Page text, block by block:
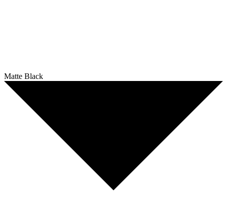
Matte Black